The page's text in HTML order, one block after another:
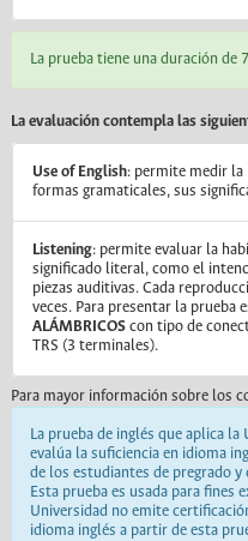
La prueba tiene una duración de
La evaluación contempla las
Use of English: permite medir la
formas gramaticales, sus
Listening: permite evaluar la
significado literal, como el
piezas auditivas. Cada
veces. Para presentar la prueba
ALÁMBRICOS con tipo de
TRS (3 terminales).
Para mayor información sobre los
La prueba de inglés que aplica
evalúa la suficiencia en idioma
de los estudiantes de pregrado
Esta prueba es usada para fines
Universidad no emite
idioma inglés a partir de esta